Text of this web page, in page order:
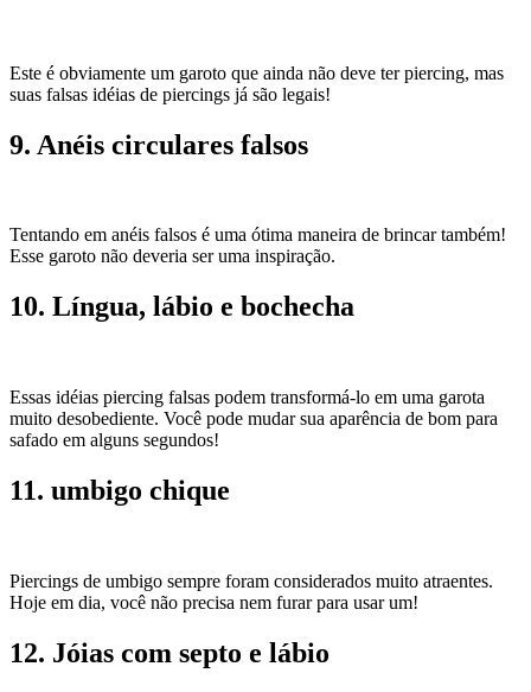
Este é obviamente um garoto que ainda não deve ter piercing, mas
suas falsas idéias de piercings já são legais!
9. Anéis circulares falsos
Tentando em anéis falsos é uma ótima maneira de brincar também!
Esse garoto não deveria ser uma inspiração.
10. Língua, lábio e bochecha
Essas idéias piercing falsas podem transformá-lo em uma garota
muito desobediente. Você pode mudar sua aparência de bom para
safado em alguns segundos!
11. umbigo chique
Piercings de umbigo sempre foram considerados muito atraentes.
Hoje em dia, você não precisa nem furar para usar um!
12. Jóias com septo e lábio